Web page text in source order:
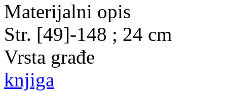
Materijalni opis
Str. [49]-148 ; 24 cm
Vrsta građe
knjiga